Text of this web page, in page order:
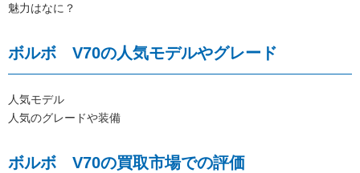
魅力はなに？
ボルボ V70の人気モデルやグレード
人気モデル
人気のグレードや装備
ボルボ V70の買取市場での評価